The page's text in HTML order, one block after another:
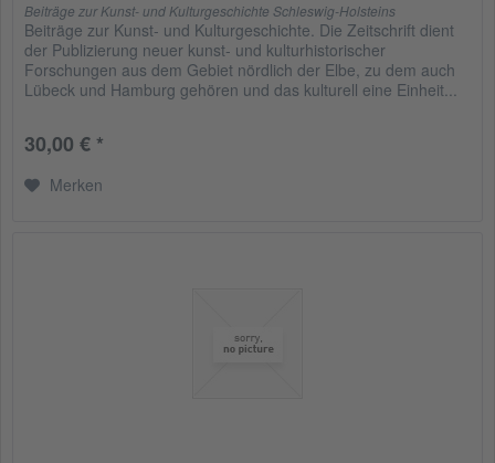
Beiträge zur Kunst- und Kulturgeschichte Schleswig-Holsteins
Beiträge zur Kunst- und Kulturgeschichte. Die Zeitschrift dient
der Publizierung neuer kunst- und kulturhistorischer
Forschungen aus dem Gebiet nördlich der Elbe, zu dem auch
Lübeck und Hamburg gehören und das kulturell eine Einheit...
30,00 € *
Merken